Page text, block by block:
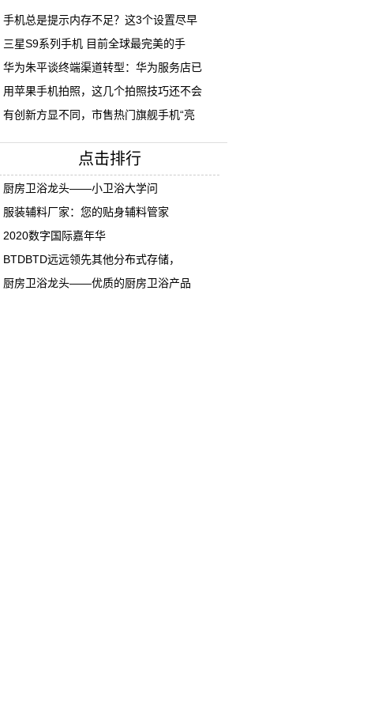
手机总是提示内存不足？这3个设置尽早
三星S9系列手机 目前全球最完美的手
华为朱平谈终端渠道转型：华为服务店已
用苹果手机拍照，这几个拍照技巧还不会
有创新方显不同，市售热门旗舰手机“亮
点击排行
厨房卫浴龙头——小卫浴大学问
服装辅料厂家：您的贴身辅料管家
2020数字国际嘉年华
BTDBTD远远领先其他分布式存储，
厨房卫浴龙头——优质的厨房卫浴产品